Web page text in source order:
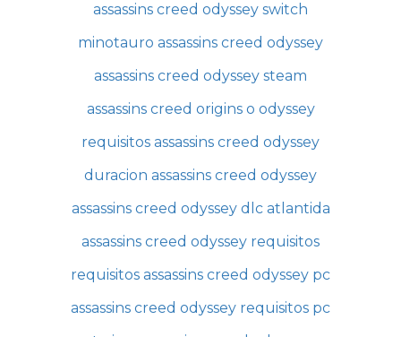
assassins creed odyssey switch
minotauro assassins creed odyssey
assassins creed odyssey steam
assassins creed origins o odyssey
requisitos assassins creed odyssey
duracion assassins creed odyssey
assassins creed odyssey dlc atlantida
assassins creed odyssey requisitos
requisitos assassins creed odyssey pc
assassins creed odyssey requisitos pc